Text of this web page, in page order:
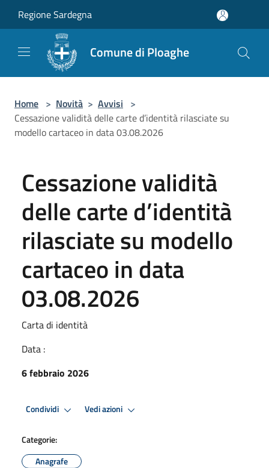
Regione Sardegna
Comune di Ploaghe
Home > Novità > Avvisi >
Cessazione validità delle carte d’identità rilasciate su
modello cartaceo in data 03.08.2026
Cessazione validità
delle carte d’identità
rilasciate su modello
cartaceo in data
03.08.2026
Carta di identità
Data :
6 febbraio 2026
Condividi Vedi azioni
Categorie:
Anagrafe